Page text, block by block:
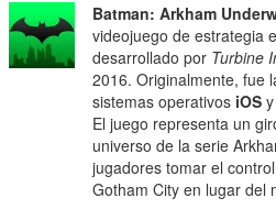
Batman: Arkham
videojuego de estrategia
desarrollado por Turbine
2016. Originalmente, fue
sistemas operativos iOS
El juego representa un
universo de la serie
jugadores tomar el
Gotham City en lugar del